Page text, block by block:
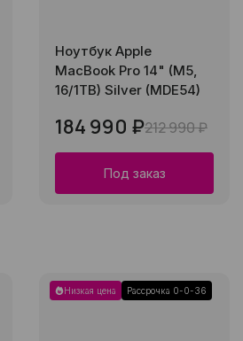
Ноутбук Apple
MacBook Pro 14" (M5,
16/1TB) Silver (MDE54)
184 990 ₽212 990 ₽
Под заказ
Низкая цена Рассрочка 0-0-36